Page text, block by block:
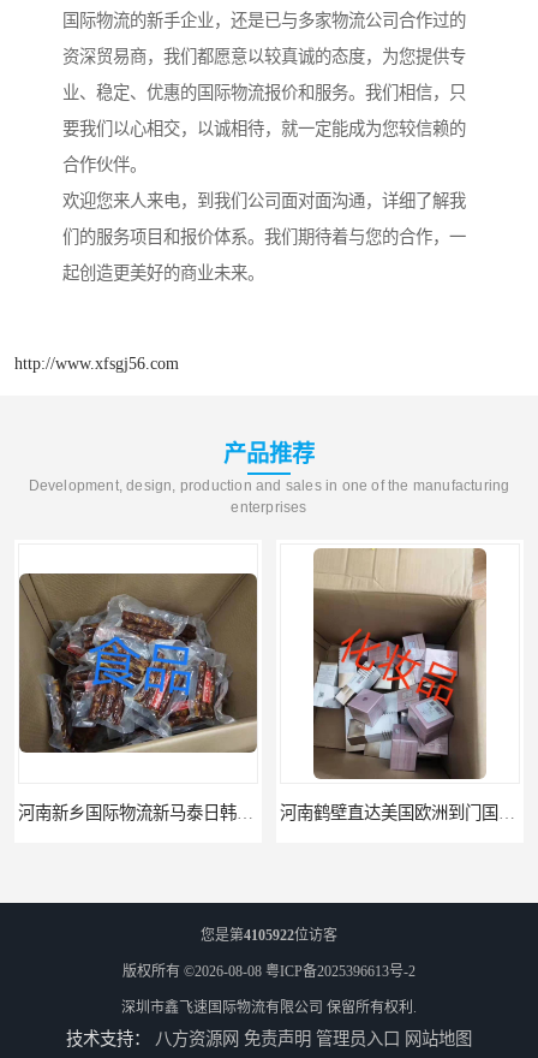
国际物流的新手企业，还是已与多家物流公司合作过的
资深贸易商，我们都愿意以较真诚的态度，为您提供专
业、稳定、优惠的国际物流报价和服务。我们相信，只
要我们以心相交，以诚相待，就一定能成为您较信赖的
合作伙伴。
欢迎您来人来电，到我们公司面对面沟通，详细了解我
们的服务项目和报价体系。我们期待着与您的合作，一
起创造更美好的商业未来。
http://www.xfsgj56.com
产品推荐
Development, design, production and sales in one of the manufacturing
enterprises
您是第4105922位访客
版权所有 ©2026-08-08 粤ICP备2025396613号-2
深圳市鑫飞速国际物流有限公司 保留所有权利.
技术支持： 八方资源网 免责声明 管理员入口 网站地图